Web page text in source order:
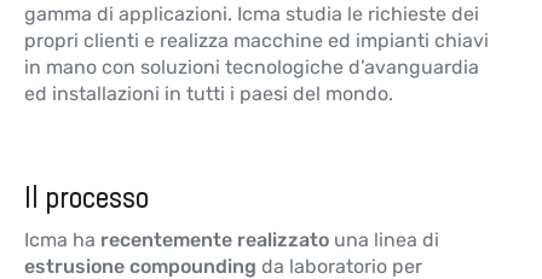
gamma di applicazioni. Icma studia le richieste dei
propri clienti e realizza macchine ed impianti chiavi
in mano con soluzioni tecnologiche d’avanguardia
ed installazioni in tutti i paesi del mondo.
Il processo
Icma ha recentemente realizzato una linea di
estrusione compounding da laboratorio per